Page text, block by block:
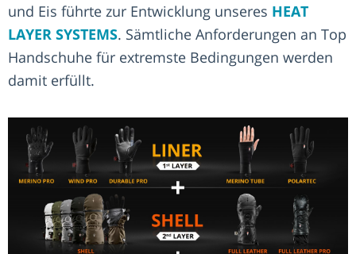
und Eis führte zur Entwicklung unseres HEAT
LAYER SYSTEMS. Sämtliche Anforderungen an Top
Handschuhe für extremste Bedingungen werden
damit erfüllt.